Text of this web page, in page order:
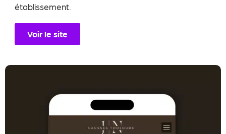
établissement.
Voir le site